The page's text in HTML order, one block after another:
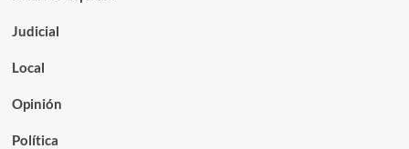
Judicial
Local
Opinión
Política